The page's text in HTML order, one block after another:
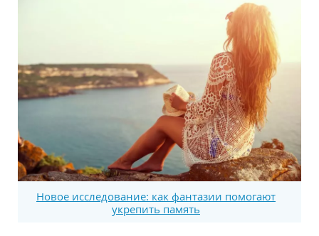
Новое исследование: как фантазии помогают
укрепить память